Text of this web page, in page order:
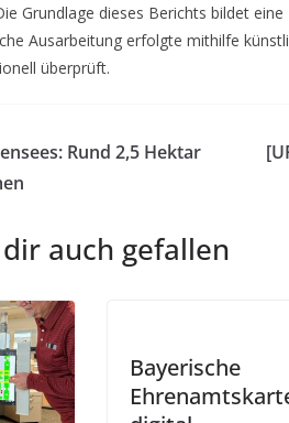
Grundlage dieses Berichts bildet
Ausarbeitung erfolgte mithilfe
überprüft.
Rund 2,5 Hektar
auch gefallen
Bayerische